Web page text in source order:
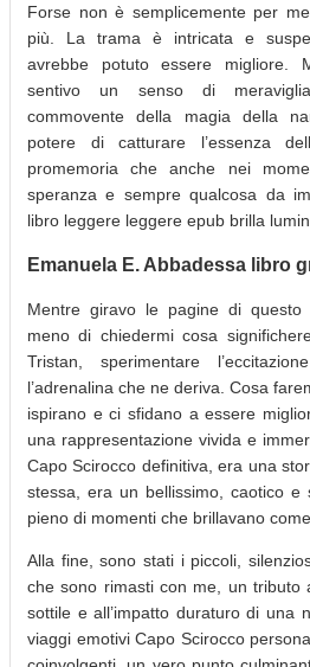
Forse non è semplicemente per
più. La trama è intricata e
avrebbe potuto essere migliore.
sentivo un senso di
commovente della magia della
potere di catturare l’essenza
promemoria che anche nei
speranza e sempre qualcosa da
libro leggere leggere epub brilla
Emanuela E. Abbadessa libro
Mentre giravo le pagine di
meno di chiedermi cosa
Tristan, sperimentare
l’adrenalina che ne deriva. Cosa
ispirano e ci sfidano a essere
una rappresentazione vivida e
Capo Scirocco definitiva, era una
stessa, era un bellissimo, caotico e
pieno di momenti che brillavano
Alla fine, sono stati i piccoli,
che sono rimasti con me, un tributo
sottile e all’impatto duraturo di una
viaggi emotivi Capo Scirocco